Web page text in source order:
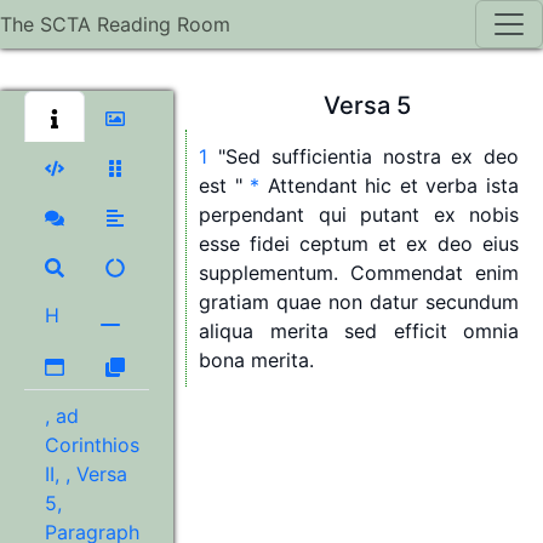
The SCTA Reading Room
H
, ad
Corinthios
II, , Versa
5,
Paragraph
Versa 5
1 "Sed sufficientia nostra ex deo
est "* Attendant hic et verba ista
perpendant
qui putant ex
nobis
esse fidei ceptum et ex deo eius
supplementum. Commendat enim
gratiam quae non datur secundum
aliqua
merita sed efficit
omnia
bona merita.